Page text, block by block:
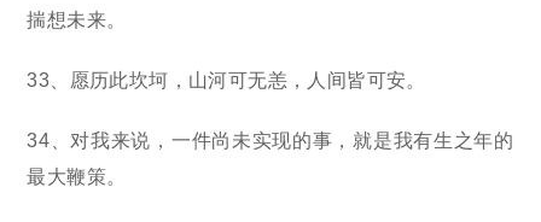
揣想未来。
33、愿历此坎坷，山河可无恙，人间皆可安。
34、对我来说，一件尚未实现的事，就是我有生之年的
最大鞭策。